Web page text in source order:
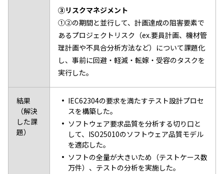
③リスクマネジメント
①②の期間と並行して、計画達成の阻害要素で
あるプロジェクトリスク（ex.要員計画、機材管
理計画や不具合分析方法など）について課題化
し、事前に回避・軽減・転嫁・受容のタスクを
実行した。
結果
（解決
した課
題）
IEC62304の要求を満たすテスト設計プロセ
スを構築した。
ソフトウェア要求品質を分析する切り口と
して、ISO25010のソフトウェア品質モデル
を適応した。
ソフトの全量が大きいため（テストケース数
万件）、テストの分析を実施した。